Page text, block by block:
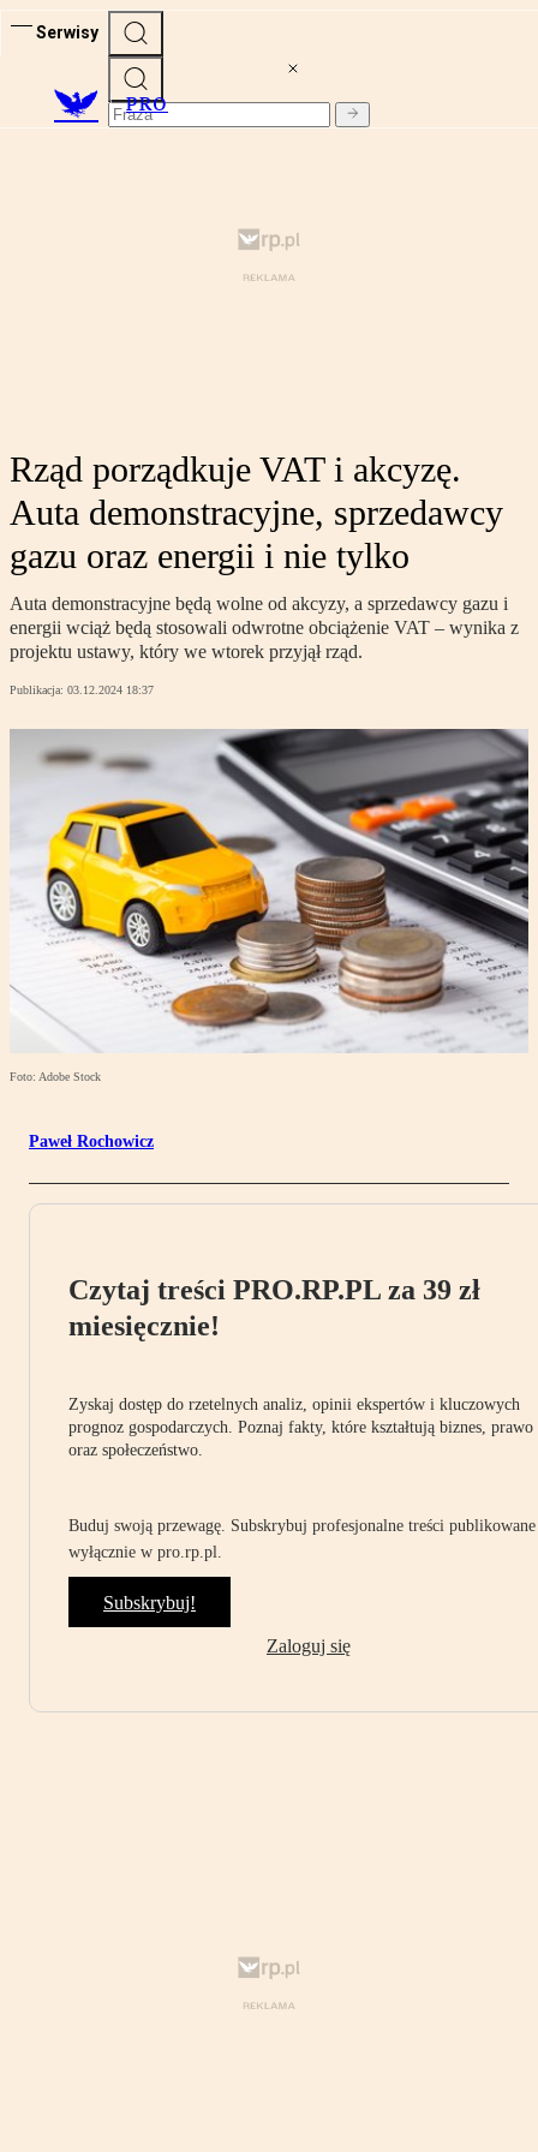
Serwisy
PRO
Rząd porządkuje VAT i akcyzę.
Auta demonstracyjne, sprzedawcy
gazu oraz energii i nie tylko
Auta demonstracyjne będą wolne od akcyzy, a sprzedawcy gazu i
energii wciąż będą stosowali odwrotne obciążenie VAT – wynika z
projektu ustawy, który we wtorek przyjął rząd.
Publikacja: 03.12.2024 18:37
Foto: Adobe Stock
Paweł Rochowicz
Czytaj treści PRO.RP.PL za 39 zł
miesięcznie!
Zyskaj dostęp do rzetelnych analiz, opinii ekspertów i kluczowych
prognoz gospodarczych. Poznaj fakty, które kształtują biznes, prawo
oraz społeczeństwo.
Buduj swoją przewagę. Subskrybuj profesjonalne treści publikowane
wyłącznie w pro.rp.pl.
Subskrybuj!
Zaloguj się